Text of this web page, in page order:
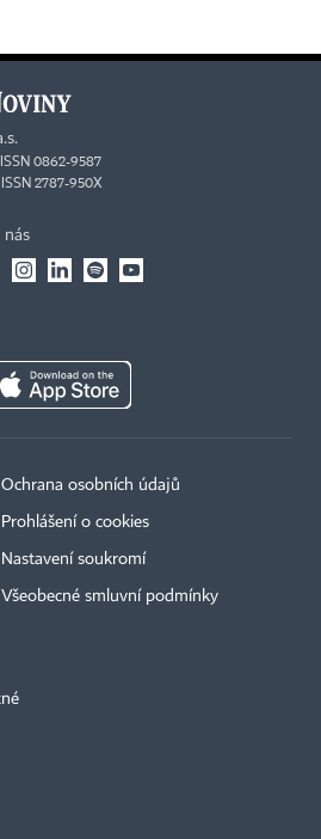
0862-9587
2787-950X
nás
Ochrana osobních údajů
Prohlášení o cookies
Nastavení soukromí
Všeobecné smluvní podmínky